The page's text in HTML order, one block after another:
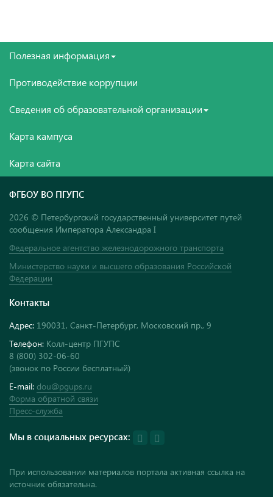
Полезная информация
Противодействие коррупции
Сведения об образовательной организации
Карта кампуса
Карта сайта
ФГБОУ ВО ПГУПС
2026 © Петербургский государственный университет путей
сообщения Императора Александра I
Федеральное агентство железнодорожного транспорта
Министерство науки и высшего образования Российской
Федерации
Контакты
Адрес: 190031, Санкт-Петербург, Московский пр., 9
Телефон: Колл-центр ПГУПС
8 (800) 302-06-60
(звонок по России бесплатный)
E-mail: dou@pgups.ru
Форма обратной связи
Пресс-служба
Мы в социальных ресурсах:
При использовании материалов портала активная ссылка на
источник обязательна.